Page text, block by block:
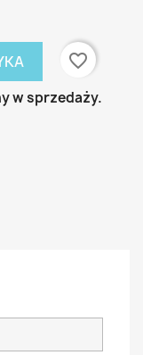
favorite_border
w sprzedaży.